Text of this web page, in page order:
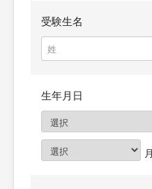
受験生名
生年月日